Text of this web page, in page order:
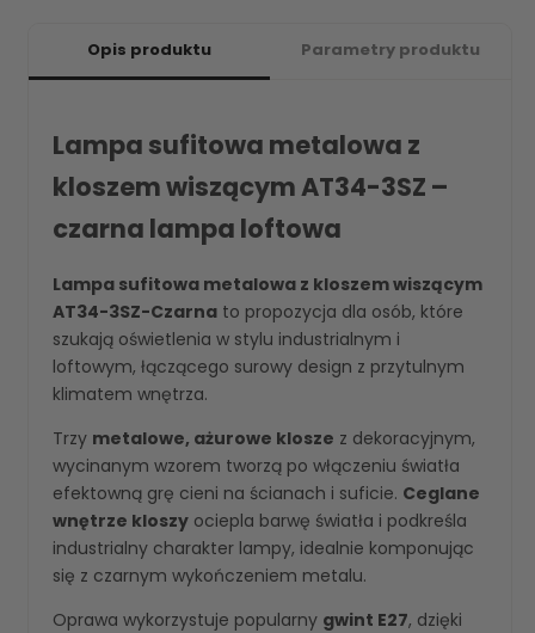
Opis produktu Parametry produktu
Lampa sufitowa metalowa z
kloszem wiszącym AT34-3SZ –
czarna lampa loftowa
Lampa sufitowa metalowa z kloszem wiszącym
AT34-3SZ-Czarna to propozycja dla osób, które
szukają oświetlenia w stylu industrialnym i
loftowym, łączącego surowy design z przytulnym
klimatem wnętrza.
Trzy metalowe, ażurowe klosze z dekoracyjnym,
wycinanym wzorem tworzą po włączeniu światła
efektowną grę cieni na ścianach i suficie. Ceglane
wnętrze kloszy ociepla barwę światła i podkreśla
industrialny charakter lampy, idealnie komponując
się z czarnym wykończeniem metalu.
Oprawa wykorzystuje popularny gwint E27, dzięki